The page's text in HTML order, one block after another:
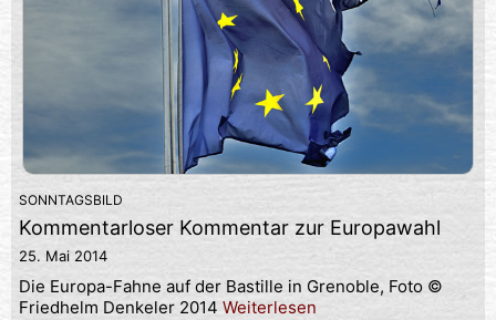
SONNTAGSBILD
Kommentarloser Kommentar zur Europawahl
25. Mai 2014
Die Europa-Fahne auf der Bastille in Grenoble, Foto ©
Friedhelm Denkeler 2014 Weiterlesen